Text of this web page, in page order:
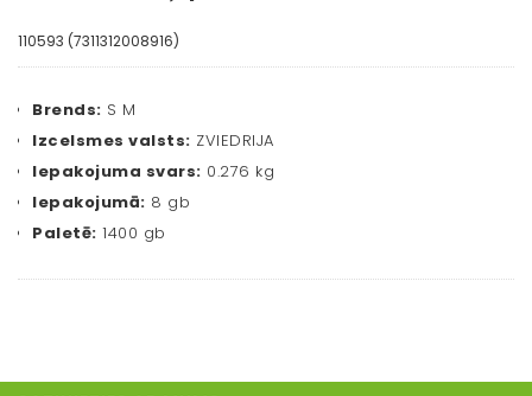
110593 (7311312008916)
Brends: S M
Izcelsmes valsts: ZVIEDRIJA
Iepakojuma svars: 0.276 kg
Iepakojumā: 8 gb
Paletē: 1400 gb